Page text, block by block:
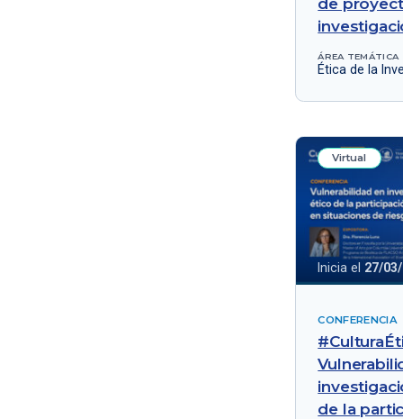
ÁREA TEMÁTICA
Ética de la
Virtual
Inicia el 27/
CONFERENCIA
de la